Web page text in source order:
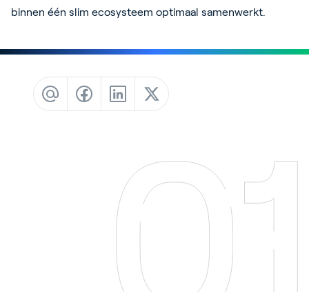
Over Priva
Blog
Customer Stories
Service and Support
Partners
Academy
Inloggen
binnen één slim ecosysteem optimaal samenwerkt.